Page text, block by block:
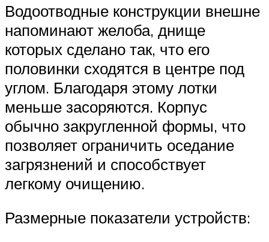
Водоотводные конструкции внешне
напоминают желоба, днище
которых сделано так, что его
половинки сходятся в центре под
углом. Благодаря этому лотки
меньше засоряются. Корпус
обычно закругленной формы, что
позволяет ограничить оседание
загрязнений и способствует
легкому очищению.
Размерные показатели устройств: